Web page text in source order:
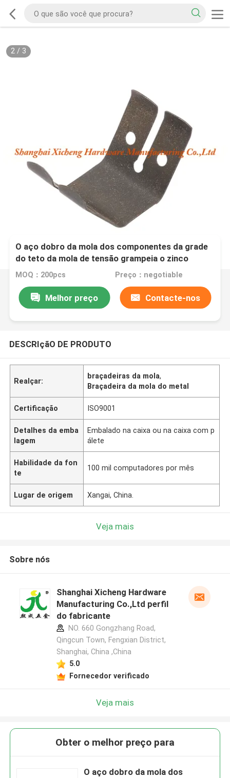
2/ 3
O aço dobro da mola dos componentes da grade
do teto da mola de tensão grampeia o zinco
fosfatado preto chapeado
MOQ：200pcs Preço：negotiable
Melhor preço Contacte-nos
DESCRIçãO DE PRODUTO
Realçar:
braçadeiras da mola,
Braçadeira da mola do metal
Certificação ISO9001
Detalhes da emba
lagem
Embalado na caixa ou na caixa com p
álete
Habilidade da fon
te
100 mil computadores por mês
Lugar de origem Xangai, China.
Veja mais
Sobre nós
Shanghai Xicheng Hardware
Manufacturing Co.,Ltd perfil
do fabricante
NO. 660 Gongzhang Road,
Qingcun Town, Fengxian District,
Shanghai, China ,China
5.0
Fornecedor verificado
Veja mais
Obter o melhor preço para
O aço dobro da mola dos